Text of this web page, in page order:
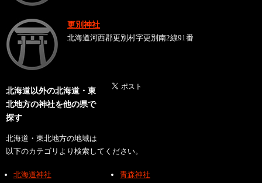
更別神社
北海道河西郡更別村字更別南2線91番
北海道以外の北海道・東
北地方の神社を他の県で
探す
北海道・東北地方の地域は
以下のカテゴリより検索してください。
北海道神社
青森神社